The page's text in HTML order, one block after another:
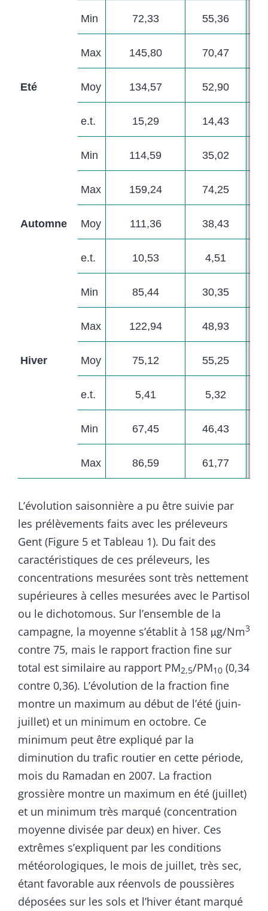
Min 72,33 55,36
Max 145,80 70,47
Eté Moy 134,57 52,90
e.t. 15,29 14,43
Min 114,59 35,02
Max 159,24 74,25
Automne Moy 111,36 38,43
e.t. 10,53 4,51
Min 85,44 30,35
Max 122,94 48,93
Hiver Moy 75,12 55,25
e.t. 5,41 5,32
Min 67,45 46,43
Max 86,59 61,77
L’évolution saisonnière a pu être suivie par
les prélèvements faits avec les préleveurs
Gent (Figure 5 et Tableau 1). Du fait des
caractéristiques de ces préleveurs, les
concentrations mesurées sont très nettement
supérieures à celles mesurées avec le Partisol
ou le dichotomous. Sur l’ensemble de la
campagne, la moyenne s’établit à 158 μg/Nm3
contre 75, mais le rapport fraction fine sur
total est similaire au rapport PM2,5/PM10 (0,34
contre 0,36). L’évolution de la fraction fine
montre un maximum au début de l’été (juin-
juillet) et un minimum en octobre. Ce
minimum peut être expliqué par la
diminution du trafic routier en cette période,
mois du Ramadan en 2007. La fraction
grossière montre un maximum en été (juillet)
et un minimum très marqué (concentration
moyenne divisée par deux) en hiver. Ces
extrêmes s’expliquent par les conditions
météorologiques, le mois de juillet, très sec,
étant favorable aux réenvols de poussières
déposées sur les sols et l’hiver étant marqué